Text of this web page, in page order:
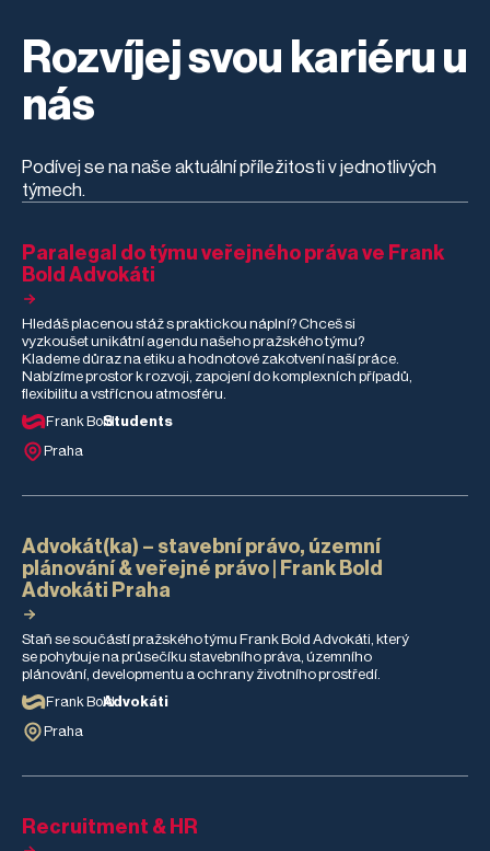
zaměřeným na
regulaci ohňostrojů v
moderní advokacie v
různorodých
po AI a automatizaci.
Co mu stáž dala, co
Rozvíjej svou kariéru u
nás
Podívej se na naše aktuální příležitosti v jednotlivých
týmech.
Paralegal do týmu veřejného práva ve Frank
Bold Advokáti
Frank BoldStudents
Praha
Hledáš placenou stáž s praktickou náplní? Chceš si
vyzkoušet unikátní agendu našeho pražského týmu?
Klademe důraz na etiku a hodnotové zakotvení naší práce.
Nabízíme prostor k rozvoji, zapojení do komplexních případů,
flexibilitu a vstřícnou atmosféru.
Advokát(ka) – stavební právo, územní
plánování & veřejné právo | Frank Bold
Advokáti Praha
Frank BoldAdvokáti
Praha
Staň se součástí pražského týmu Frank Bold Advokáti, který
se pohybuje na průsečíku stavebního práva, územního
plánování, developmentu a ochrany životního prostředí.
Recruitment & HR